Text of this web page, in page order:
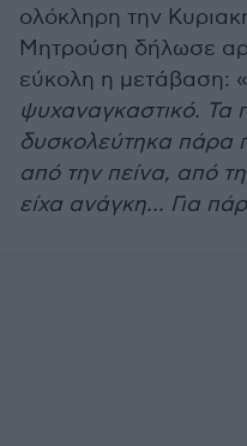
ολόκληρη την
Μητρούση δήλωσε
εύκολη η μετάβαση: «
ψυχαναγκαστικό. Τα
δυσκολεύτηκα πάρα
από την πείνα, από
είχα ανάγκη... Για